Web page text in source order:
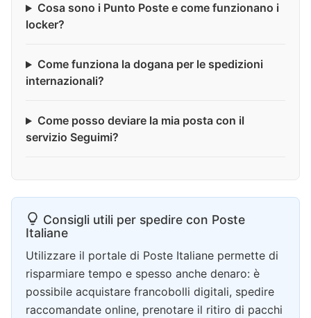
Cosa sono i Punto Poste e come funzionano i
locker?
Come funziona la dogana per le spedizioni
internazionali?
Come posso deviare la mia posta con il
servizio Seguimi?
Consigli utili per spedire con Poste
Italiane
Utilizzare il portale di Poste Italiane permette di
risparmiare tempo e spesso anche denaro: è
possibile acquistare francobolli digitali, spedire
raccomandate online, prenotare il ritiro di pacchi